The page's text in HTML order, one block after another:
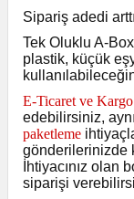
Sipariş adedi
Tek Oluklu A-
plastik, küçük
E-Ticaret ve Kargo
edebilirsiniz,
paketleme
gönderilerinizde
İhtiyacınız olan
siparişi